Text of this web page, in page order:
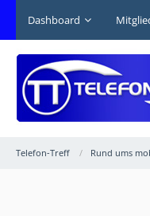
Dashboard
Telefon-Treff Rund ums